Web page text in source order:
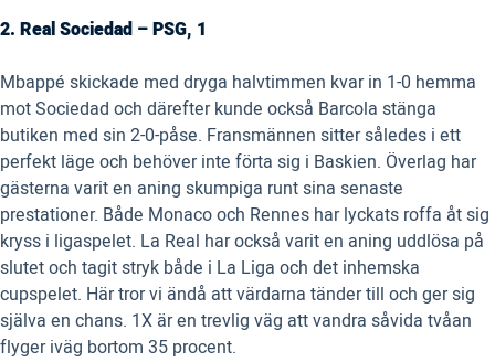
2. Real Sociedad – PSG, 1
Mbappé skickade med dryga halvtimmen kvar in 1-0 hemma
mot Sociedad och därefter kunde också Barcola stänga
butiken med sin 2-0-påse. Fransmännen sitter således i ett
perfekt läge och behöver inte förta sig i Baskien. Överlag har
gästerna varit en aning skumpiga runt sina senaste
prestationer. Både Monaco och Rennes har lyckats roffa åt sig
kryss i ligaspelet. La Real har också varit en aning uddlösa på
slutet och tagit stryk både i La Liga och det inhemska
cupspelet. Här tror vi ändå att värdarna tänder till och ger sig
själva en chans. 1X är en trevlig väg att vandra såvida tvåan
flyger iväg bortom 35 procent.